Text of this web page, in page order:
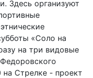
Здесь организуют
«Соло на
на три видовые
на Стрелке - проект